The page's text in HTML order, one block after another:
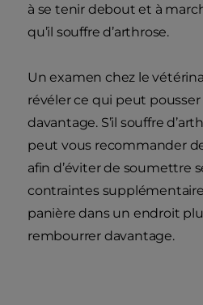
à se tenir debout et à
qu’il souffre d’arthrose.
Un examen chez le
révéler ce qui peut
davantage. S’il souffre
peut vous recommander
afin d’éviter de soumettre
contraintes
panière dans un endroit
rembourrer davantage.